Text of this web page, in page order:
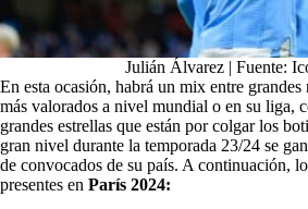
Julián Álvarez | Fuente:
En esta ocasión, habrá un mix entre grandes
más valorados a nivel mundial o en su liga,
grandes estrellas que están por colgar los
gran nivel durante la temporada 23/24 se
de convocados de su país. A continuación,
presentes en París 2024: